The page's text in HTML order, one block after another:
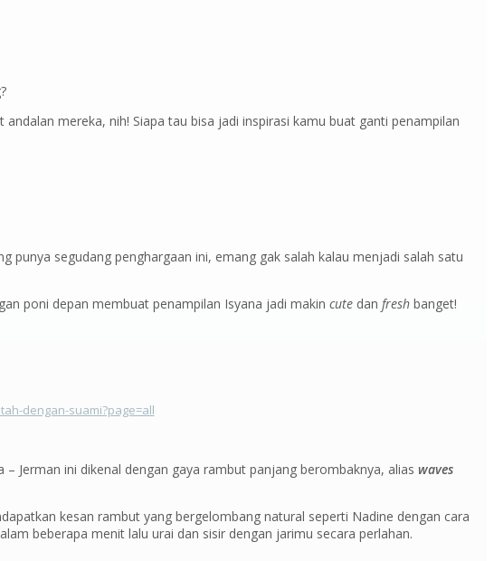
mereka, nih! Siapa tau bisa jadi inspirasi kamu buat ganti penampilan
punya segudang penghargaan ini, emang gak salah kalau menjadi salah satu
poni depan membuat penampilan Isyana jadi makin cute dan fresh banget!
dengan-suami?page=all
Jerman ini dikenal dengan gaya rambut panjang berombaknya, alias waves
kesan rambut yang bergelombang natural seperti Nadine dengan cara
beberapa menit lalu urai dan sisir dengan jarimu secara perlahan.